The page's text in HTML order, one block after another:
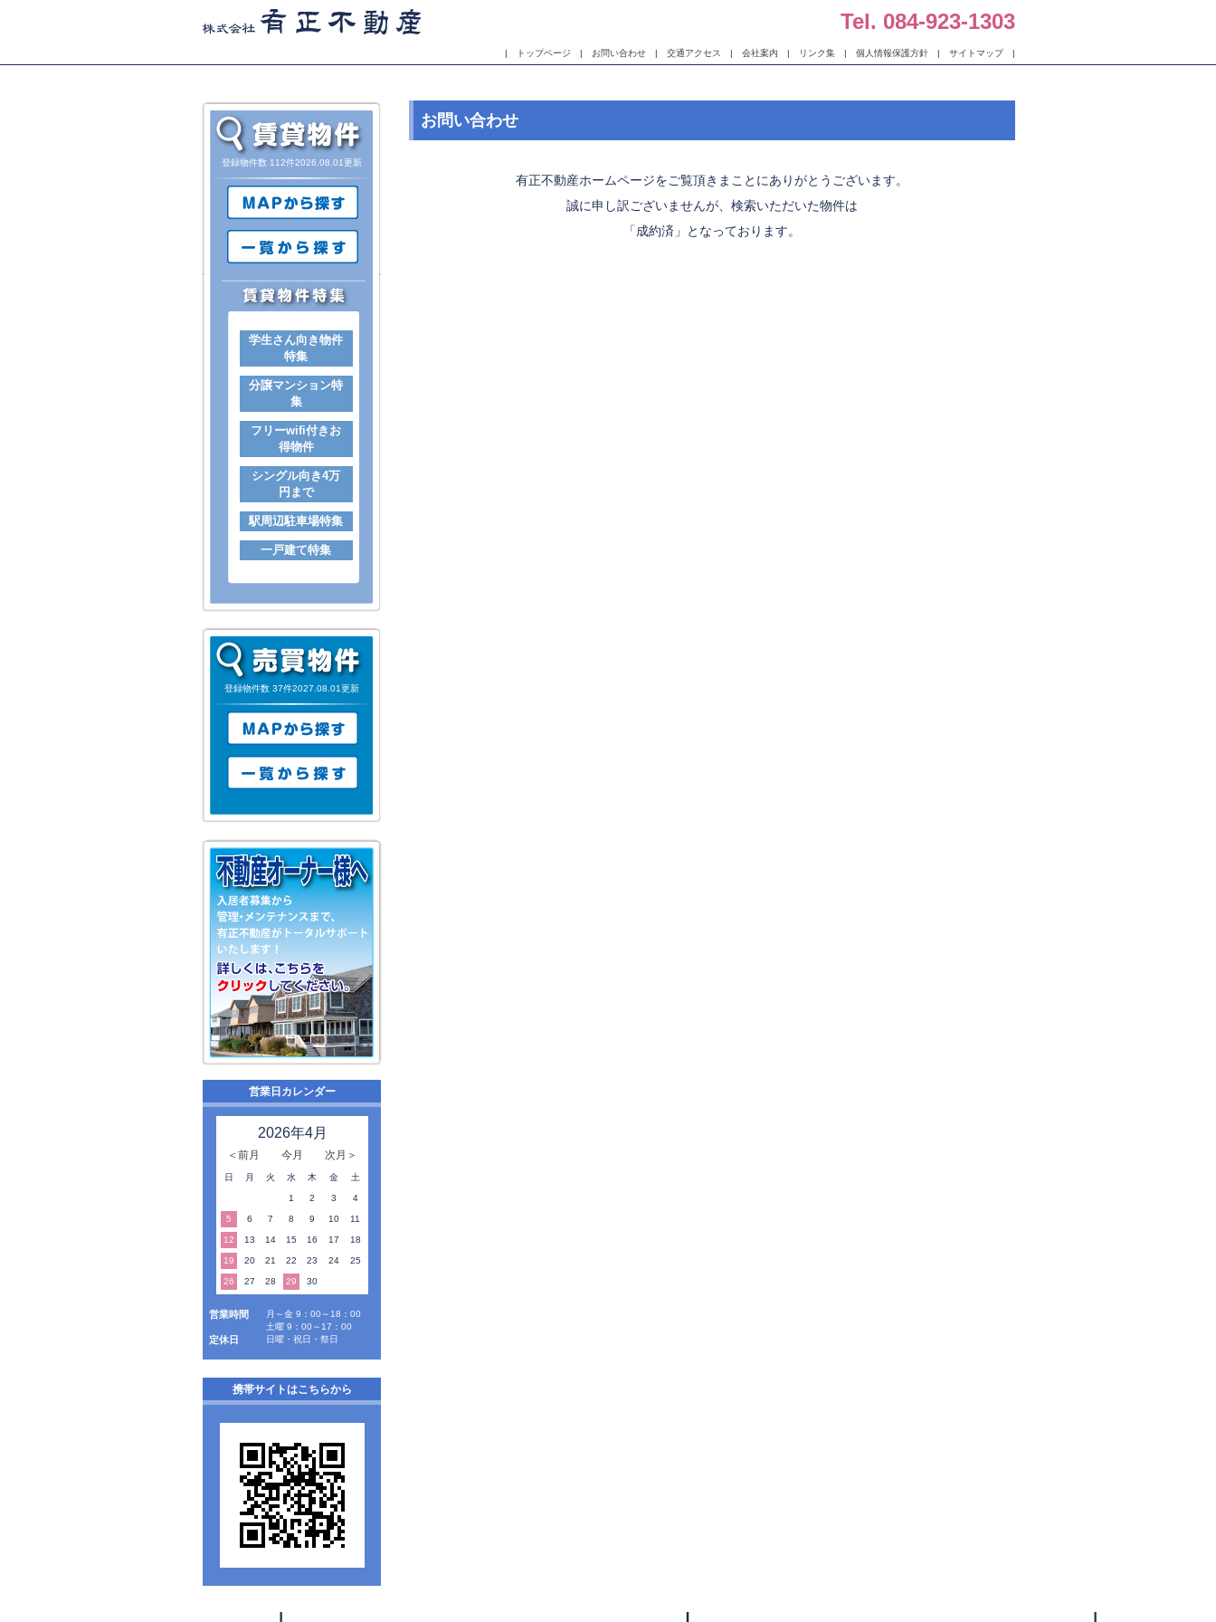
Tel. 084-923-1303
| トップページ | お問い合わせ | 交通アクセス | 会社案内 | リンク集 | 個人情報保護方針 | サイトマップ|
登録物件数 112件2026.08.01更新
学生さん向き物件
特集
分譲マンション特
集
フリーwifi付きお
得物件
シングル向き4万
円まで
駅周辺駐車場特集
一戸建て特集
登録物件数 37件2027.08.01更新
営業日カレンダー
2026年4月
＜前月 今月 次月＞
日 月 火 水 木 金 土
1 2 3 4
5 6 7 8 9 10 11
12 13 14 15 16 17 18
19 20 21 22 23 24 25
26 27 28 29 30
営業時間
月～金 9：00～18：00
土曜 9：00～17：00
定休日 日曜・祝日・祭日
携帯サイトはこちらから
お問い合わせ
有正不動産ホームページをご覧頂きまことにありがとうございます。
誠に申し訳ございませんが、検索いただいた物件は
「成約済」となっております。